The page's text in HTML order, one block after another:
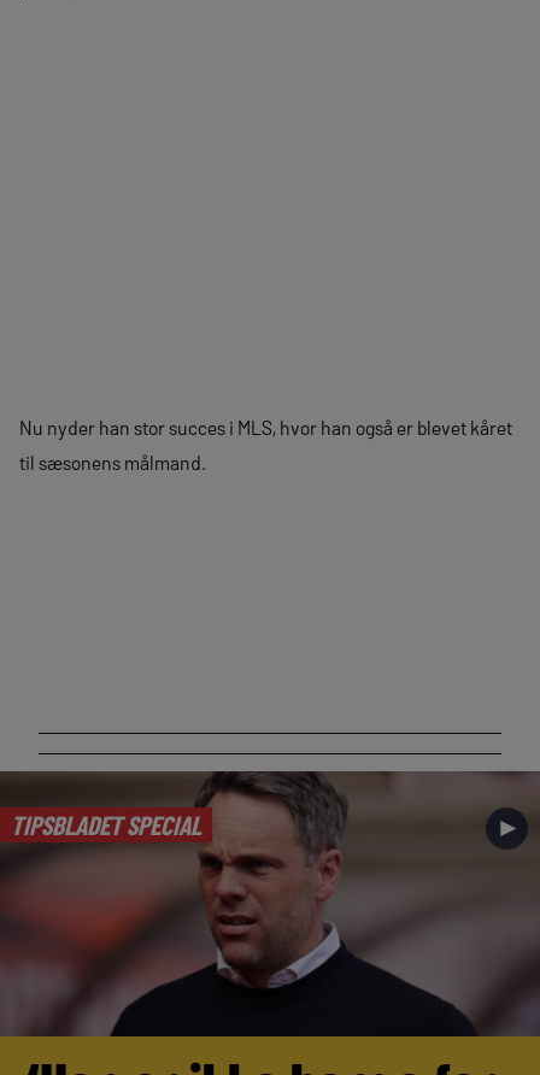
Nu nyder han stor succes i MLS, hvor han også er blevet kåret
til sæsonens målmand.
TIPSBLADET SPECIAL ►